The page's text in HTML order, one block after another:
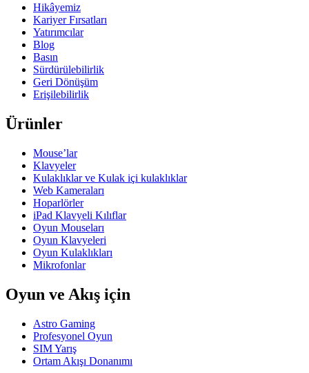
Hikâyemiz
Kariyer Fırsatları
Yatırımcılar
Blog
Basın
Sürdürülebilirlik
Geri Dönüşüm
Erişilebilirlik
Ürünler
Mouse’lar
Klavyeler
Kulaklıklar ve Kulak içi kulaklıklar
Web Kameraları
Hoparlörler
iPad Klavyeli Kılıflar
Oyun Mouseları
Oyun Klavyeleri
Oyun Kulaklıkları
Mikrofonlar
Oyun ve Akış için
Astro Gaming
Profesyonel Oyun
SIM Yarış
Ortam Akışı Donanımı